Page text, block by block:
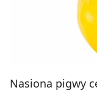
Nasiona pigwy